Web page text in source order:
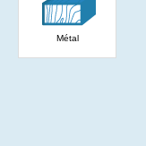
Métal